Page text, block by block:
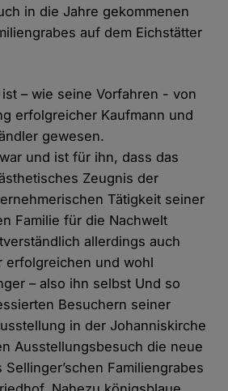
in die Jahre gekommenen
auf dem Eichstätter
– wie seine Vorfahren - von
erfolgreicher Kaufmann und
gewesen.
und ist für ihn, dass das
Zeugnis der
Tätigkeit seiner
Familie für die Nachwelt
allerdings auch
erfolgreichen und wohl
– also ihn selbst Und so
Besuchern seiner
in der Johanniskirche
Ausstellungsbesuch die neue
Familiengrabes